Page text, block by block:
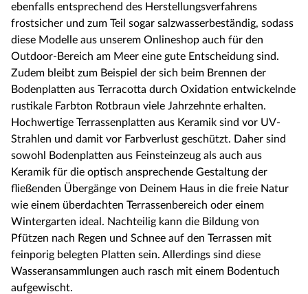
ebenfalls entsprechend des Herstellungsverfahrens
frostsicher und zum Teil sogar salzwasserbeständig, sodass
diese Modelle aus unserem Onlineshop auch für den
Outdoor-Bereich am Meer eine gute Entscheidung sind.
Zudem bleibt zum Beispiel der sich beim Brennen der
Bodenplatten aus Terracotta durch Oxidation entwickelnde
rustikale Farbton Rotbraun viele Jahrzehnte erhalten.
Hochwertige Terrassenplatten aus Keramik sind vor UV-
Strahlen und damit vor Farbverlust geschützt. Daher sind
sowohl Bodenplatten aus Feinsteinzeug als auch aus
Keramik für die optisch ansprechende Gestaltung der
fließenden Übergänge von Deinem Haus in die freie Natur
wie einem überdachten Terrassenbereich oder einem
Wintergarten ideal. Nachteilig kann die Bildung von
Pfützen nach Regen und Schnee auf den Terrassen mit
feinporig belegten Platten sein. Allerdings sind diese
Wasseransammlungen auch rasch mit einem Bodentuch
aufgewischt.